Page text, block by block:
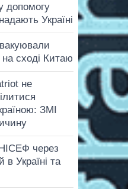
допомогу
Україні
сході Китаю
не
ЗМІ
через
в Україні та